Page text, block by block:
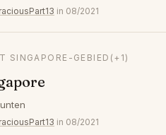
in 08/2021
SINGAPORE-GEBIED (+1)
in 08/2021